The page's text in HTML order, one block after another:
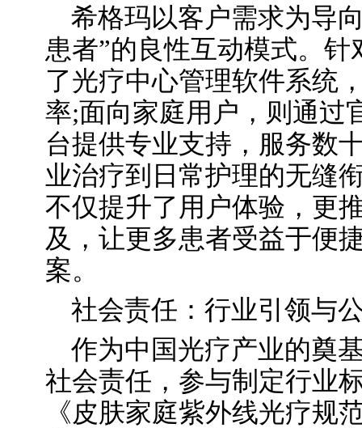
希格玛以客户需求为导
患者”的良性互动模式。
了光疗中心管理软件系统
率;面向家庭用户，则通过
台提供专业支持，服务数
业治疗到日常护理的无缝
不仅提升了用户体验，更
及，让更多患者受益于便
案。
社会责任：行业引领与
作为中国光疗产业的奠
社会责任，参与制定行业
《皮肤家庭紫外线光疗规